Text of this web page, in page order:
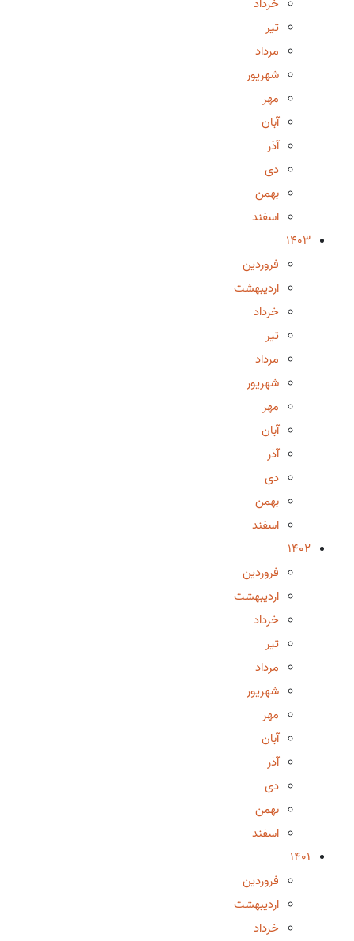
تیر
مرداد
شهریور
مهر
آبان
آذر
دی
بهمن
اسفند
1403
فروردین
اردیبهشت
خرداد
تیر
مرداد
شهریور
مهر
آبان
آذر
دی
بهمن
اسفند
1402
فروردین
اردیبهشت
خرداد
تیر
مرداد
شهریور
مهر
آبان
آذر
دی
بهمن
اسفند
1401
فروردین
اردیبهشت
خرداد